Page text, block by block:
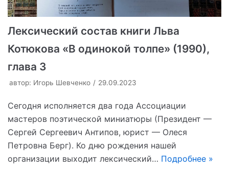
Лексический состав книги Льва
Котюкова «В одинокой толпе» (1990),
глава 3
автор: Игорь Шевченко 29.09.2023
Сегодня исполняется два года Ассоциации
мастеров поэтической миниатюры (Президент —
Сергей Сергеевич Антипов, юрист — Олеся
Петровна Берг). Ко дню рождения нашей
организации выходит лексический… Подробнее »